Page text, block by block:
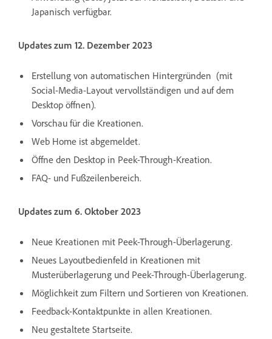
Japanisch verfügbar.
Updates zum 12. Dezember 2023
Erstellung von automatischen Hintergründen (mit
Social-Media-Layout vervollständigen und auf dem
Desktop öffnen).
Vorschau für die Kreationen.
Web Home ist abgemeldet.
Öffne den Desktop in Peek-Through-Kreation.
FAQ- und Fußzeilenbereich.
Updates zum 6. Oktober 2023
Neue Kreationen mit Peek-Through-Überlagerung.
Neues Layoutbedienfeld in Kreationen mit
Musterüberlagerung und Peek-Through-Überlagerung.
Möglichkeit zum Filtern und Sortieren von Kreationen.
Feedback-Kontaktpunkte in allen Kreationen.
Neu gestaltete Startseite.